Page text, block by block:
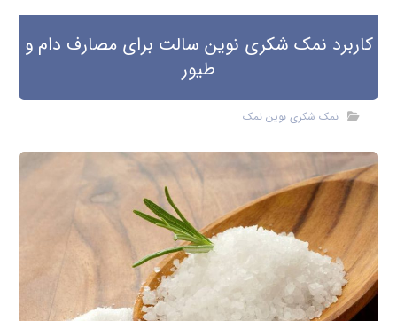
کاربرد نمک شکری نوین سالت برای مصارف دام و
طیور
نمک شکری نوین نمک